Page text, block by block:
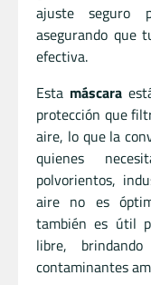
ajuste seguro
asegurando que
efectiva.
Esta máscara
protección que
aire, lo que la
quienes
polvorientos,
aire no es
también es útil
libre,
contaminantes